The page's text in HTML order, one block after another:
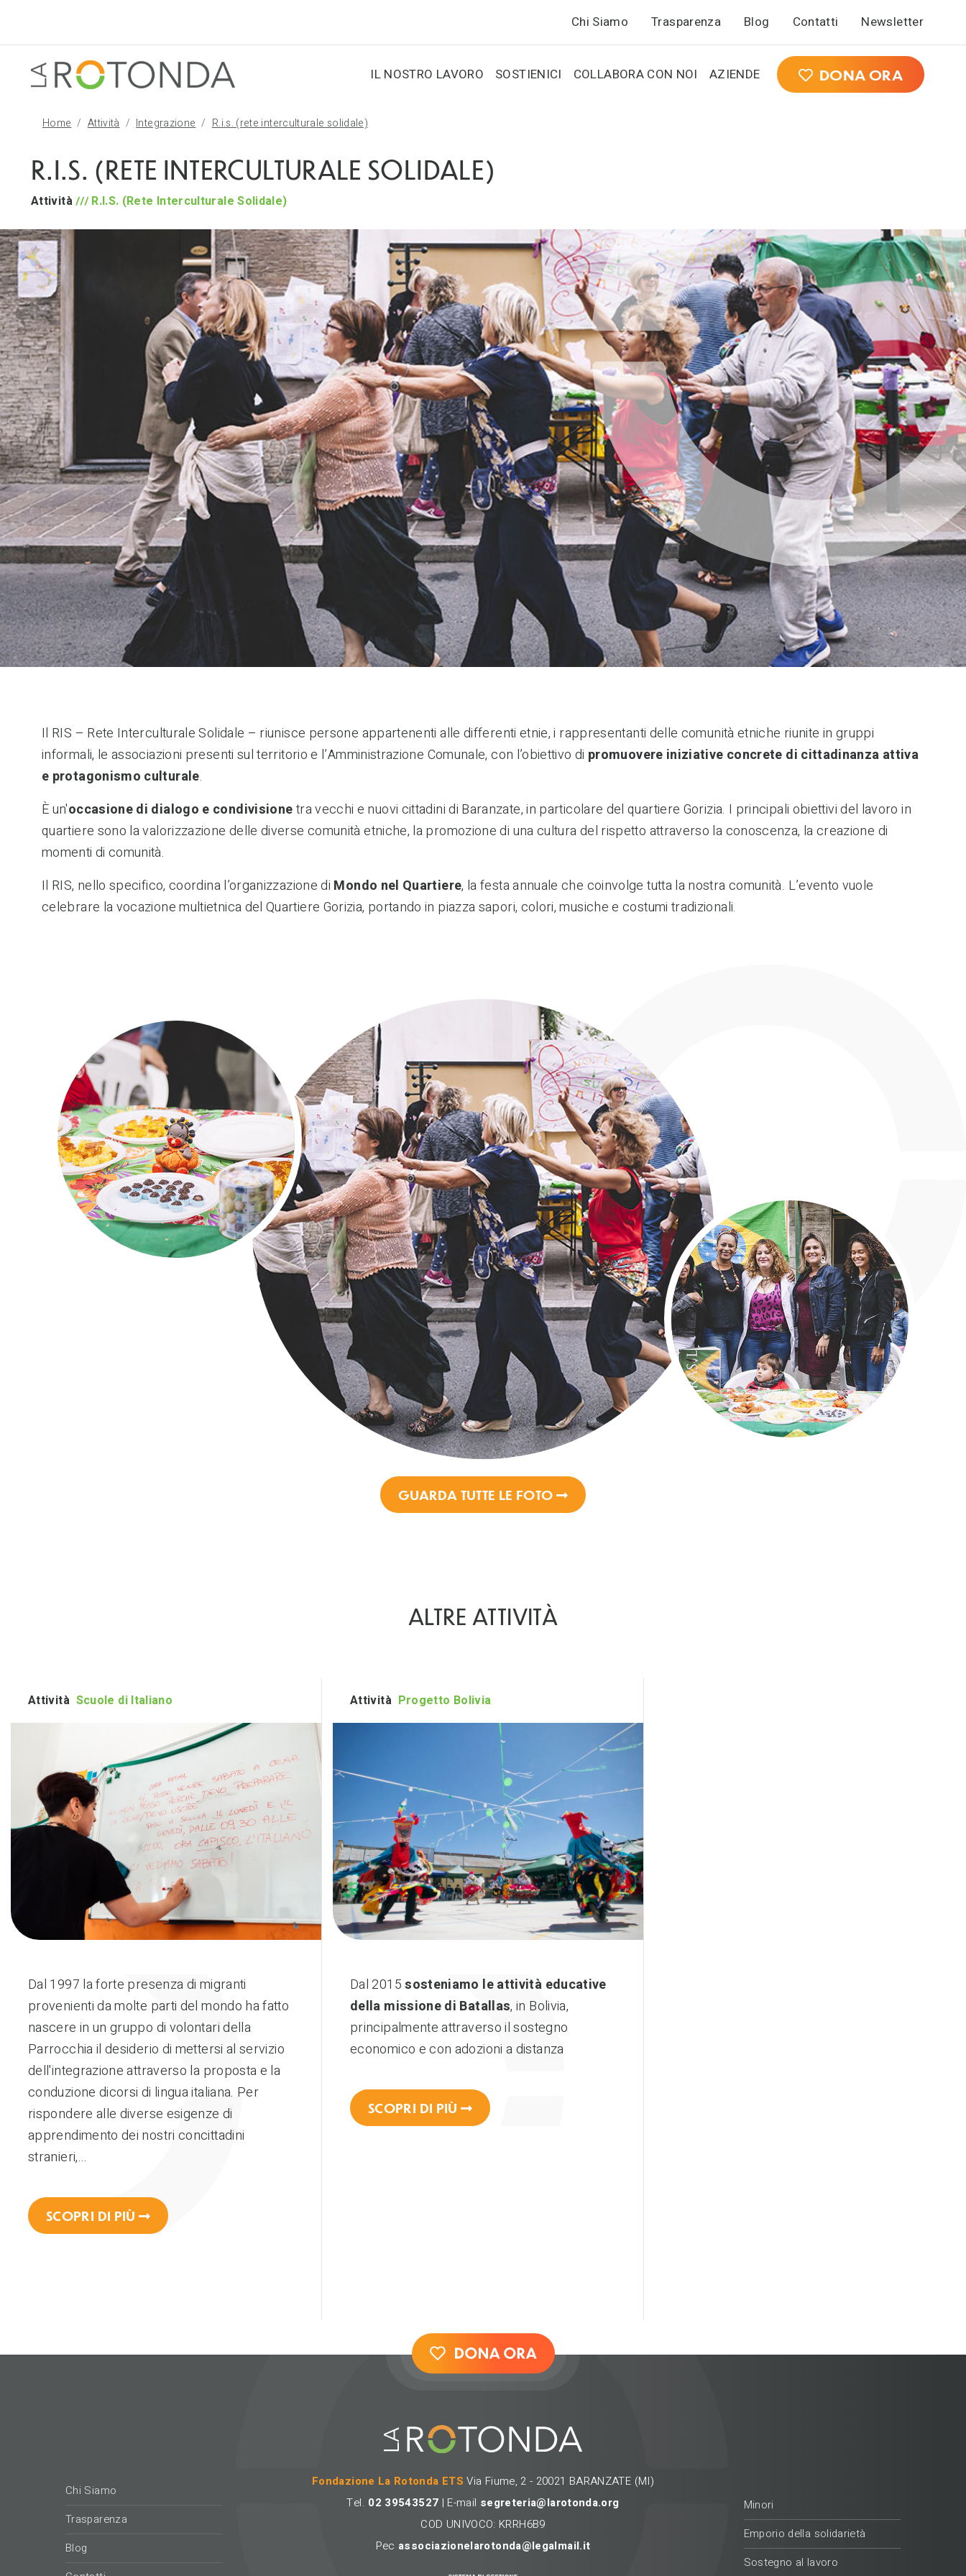
Chi Siamo Trasparenza Blog Contatti Newsletter
IL NOSTRO LAVORO SOSTIENICI COLLABORA CON NOI AZIENDE DONA ORA
Home Attività Integrazione R.i.s. (rete interculturale solidale)
R.I.S. (RETE INTERCULTURALE SOLIDALE)
Attività R.I.S. (Rete Interculturale Solidale)
Il RIS – Rete Interculturale Solidale – riunisce persone appartenenti alle differenti etnie, i rappresentanti delle comunità etniche riunite in gruppi
informali, le associazioni presenti sul territorio e l’Amministrazione Comunale, con l’obiettivo di promuovere iniziative concrete di cittadinanza attiva
e protagonismo culturale.
È un'occasione di dialogo e condivisionetra vecchi e nuovi cittadini di Baranzate, in particolare del quartiere Gorizia. I principali obiettivi del lavoro in
quartiere sono la valorizzazione delle diverse comunità etniche, la promozione di una cultura del rispetto attraverso la conoscenza, la creazione di
momenti di comunità.
Il RIS, nello specifico, coordina l’organizzazione di Mondo nel Quartiere, la festa annuale che coinvolge tutta la nostra comunità. L’evento vuole
celebrare la vocazione multietnica del Quartiere Gorizia, portando in piazza sapori, colori, musiche e costumi tradizionali.
GUARDA TUTTE LE FOTO
ALTRE ATTIVITÀ
Attività Scuole di Italiano
Dal 1997 la forte presenza di migranti
provenienti da molte parti del mondo ha fatto
nascere in un gruppo di volontari della
Parrocchia il desiderio di mettersi al servizio
dell'integrazione attraverso la proposta e la
conduzione dicorsi di lingua italiana. Per
rispondere alle diverse esigenze di
apprendimento dei nostri concittadini
stranieri,...
SCOPRI DI PIÙ
Attività Progetto Bolivia
Dal 2015sosteniamo le attività educative
della missione di Batallas, in Bolivia,
principalmente attraverso il sostegno
economico e con adozioni a distanza
SCOPRI DI PIÙ
Chi Siamo
Trasparenza
Blog
Fondazione La Rotonda ETS Via Fiume, 2 - 20021 BARANZATE (MI)
Tel. 02 39543527 | E-mail segreteria@larotonda.org
COD UNIVOCO: KRRH6B9
Pec associazionelarotonda@legalmail.it
Minori
Emporio della solidarietà
Sostegno al lavoro